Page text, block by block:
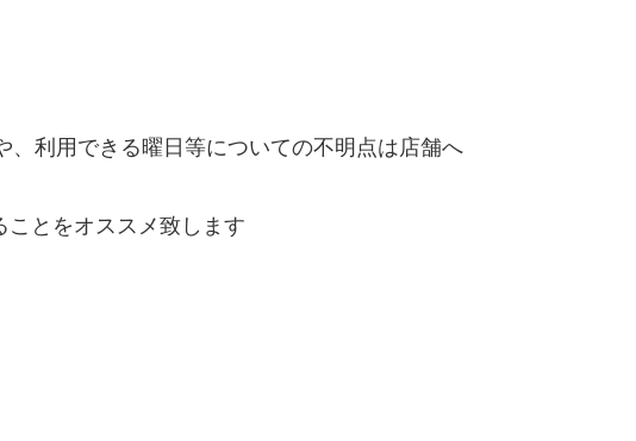
利用できる曜日等についての不明点は店舗へ
とをオススメ致します